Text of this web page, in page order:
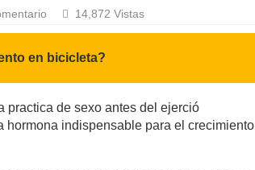
14,872 Vistas
en bicicleta?
practica de sexo antes del ejerció
hormona indispensable para el crecimiento